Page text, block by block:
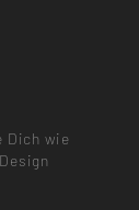
Dich wie